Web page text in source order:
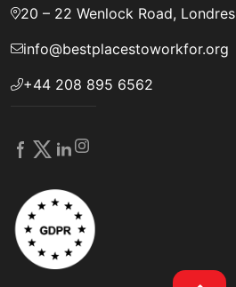
20 – 22 Wenlock Road, Londres
info@bestplacestoworkfor.org
+44 208 895 6562